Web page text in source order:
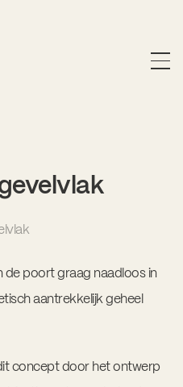
poort graag naadloos in
aantrekkelijk geheel
concept door het ontwerp